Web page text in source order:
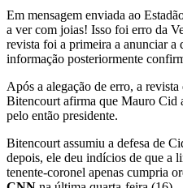
Em mensagem enviada ao
a ver com joias! Isso foi erro da
revista foi a primeira a anunciar a
informação posteriormente
Após a alegação de erro, a
Bitencourt afirma que Mauro Cid
pelo então presidente.
Bitencourt assumiu a defesa de
depois, ele deu indícios de que a
tenente-coronel apenas cumpria